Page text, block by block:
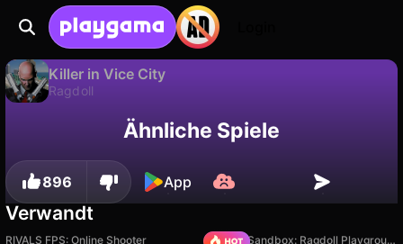
Killer in Vice City
Ragdoll
Ähnliche Spiele
896 App
Verwandt
RIVALS FPS: Online Shooter
Sprunki Sandbox: Ragdoll Playground Mode